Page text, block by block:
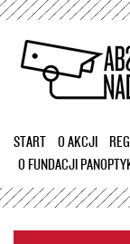
START O AKCJI
O FUNDACJI